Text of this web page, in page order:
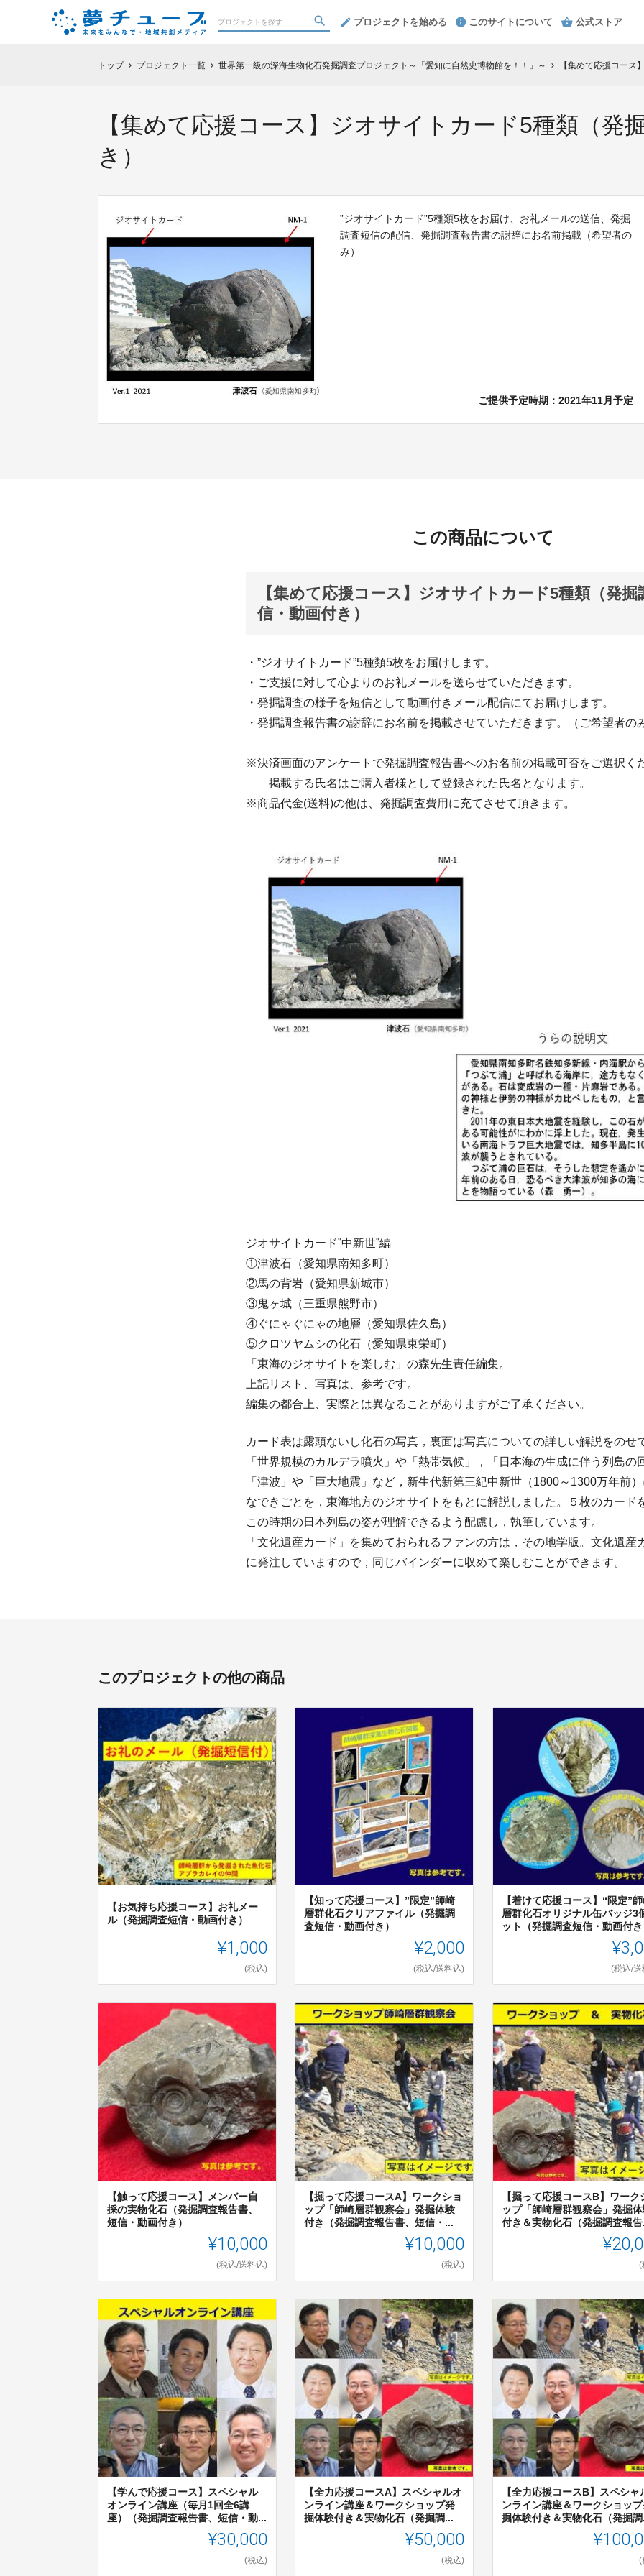
プロジェクトを始める このサイトについて 公式ストア
トップ chevron_right プロジェクト一覧 chevron_right 世界第一級の深海生物化石発掘調査プロジェクト～「愛知に自然史博物館を！！」～ chevron_right 【集めて応援コース
【集めて応援コース】ジオサイトカード5種類（発
き）
”ジオサイトカード”5種類5枚をお届け、お礼メールの送信、発掘
調査短信の配信、発掘調査報告書の謝辞にお名前掲載（希望者の
み）
ご提供予定時期：2021年11月予定
この商品について
【集めて応援コース】ジオサイトカード5種類（発掘
信・動画付き）
・”ジオサイトカード”5種類5枚をお届けします。
・ご支援に対して心よりのお礼メールを送らせていただきます。
・発掘調査の様子を短信として動画付きメール配信にてお届けします。
・発掘調査報告書の謝辞にお名前を掲載させていただきます。（ご希望者の
※決済画面のアンケートで発掘調査報告書へのお名前の掲載可否をご選択く
掲載する氏名はご購入者様として登録された氏名となります。
※商品代金(送料)の他は、発掘調査費用に充てさせて頂きます。
ジオサイトカード”中新世”編
①津波石（愛知県南知多町）
②馬の背岩（愛知県新城市）
③鬼ヶ城（三重県熊野市）
④ぐにゃぐにゃの地層（愛知県佐久島）
⑤クロツヤムシの化石（愛知県東栄町）
「東海のジオサイトを楽しむ」の森先生責任編集。
上記リスト、写真は、参考です。
編集の都合上、実際とは異なることがありますがご了承ください。
カード表は露頭ないし化石の写真，裏面は写真についての詳しい解説をのせ
「世界規模のカルデラ噴火」や「熱帯気候」，「日本海の生成に伴う列島の
「津波」や「巨大地震」など，新生代新第三紀中新世（1800～1300万年前
なできごとを，東海地方のジオサイトをもとに解説しました。５枚のカード
この時期の日本列島の姿が理解できるよう配慮し，執筆しています。
「文化遺産カード」を集めておられるファンの方は，その地学版。文化遺産
に発注していますので，同じバインダーに収めて楽しむことができます。
このプロジェクトの他の商品
【お気持ち応援コース】お礼メー
ル（発掘調査短信・動画付き）
¥1,000
(税込)
【知って応援コース】”限定”師崎
層群化石クリアファイル（発掘調
査短信・動画付き）
¥2,000
(税込/送料込)
【着けて応援コース】“限定”
層群化石オリジナル缶バッジ3
ット（発掘調査短信・動画付き
(税込/送
【触って応援コース】メンバー自
採の実物化石（発掘調査報告書、
短信・動画付き）
¥10,000
(税込/送料込)
【掘って応援コースA】ワークショ
ップ「師崎層群観察会」発掘体験
付き（発掘調査報告書、短信・...
¥10,000
(税込)
【掘って応援コースB】ワーク
ップ「師崎層群観察会」発掘
付き＆実物化石（発掘調査報告
(
【学んで応援コース】スペシャル
オンライン講座（毎月1回全6講
座）（発掘調査報告書、短信・動...
¥30,000
(税込)
【全力応援コースA】スペシャルオ
ンライン講座＆ワークショップ発
掘体験付き＆実物化石（発掘調...
¥50,000
(税込)
【全力応援コースB】スペシャ
ンライン講座＆ワークショッ
掘体験付き＆実物化石（発掘調
(